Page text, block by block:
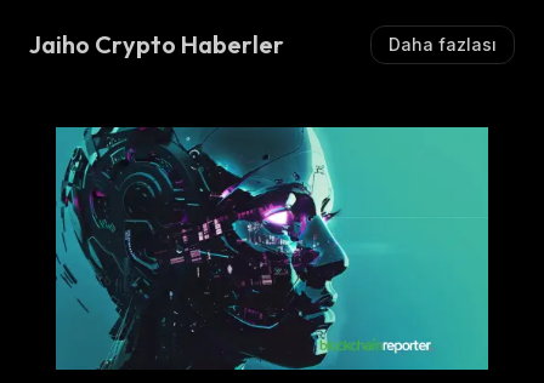
Jaiho Crypto Haberler Daha fazlası